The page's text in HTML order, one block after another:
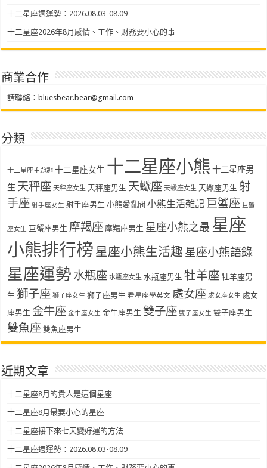
十二星座週運勢：2026.08.03-08.09
十二星座2026年8月感情、工作、財務要小心的事
商業合作
請聯絡：bluesbear.bear@gmail.com
分類
十二星座主題趣 十二星座女生 十二星座小熊 十二星座男
生 天秤座 天秤座女生 天秤座男生 天蠍座 天蠍座女生 天蠍座男生 射
手座 射手座女生 射手座男生 小熊愛亂問 小熊生活雜記 巨蟹座 巨蟹
座女生 巨蟹座男生 摩羯座 摩羯座男生 星座小熊之最 星座
小熊排行榜 星座小熊生活趣 星座小熊語錄
星座運勢 水瓶座 水瓶座女生 水瓶座男生 牡羊座 牡羊座男
生 獅子座 獅子座女生 獅子座男生 看星座學英文 處女座 處女座女生 處女
座男生 金牛座 金牛座女生 金牛座男生 雙子座 雙子座女生 雙子座男生
雙魚座 雙魚座男生
近期文章
十二星座8月的貴人是這個星座
十二星座8月最要小心的星座
十二星座接下來七天變好運的方法
十二星座週運勢：2026.08.03-08.09